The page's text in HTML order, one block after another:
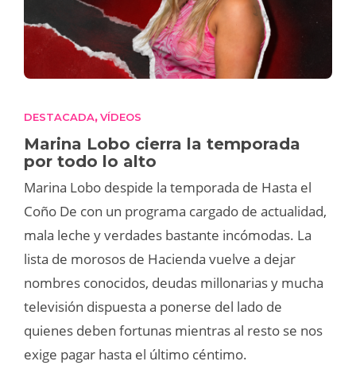
DESTACADA, VÍDEOS
Marina Lobo cierra la temporada
por todo lo alto
Marina Lobo despide la temporada de Hasta el
Coño De con un programa cargado de actualidad,
mala leche y verdades bastante incómodas. La
lista de morosos de Hacienda vuelve a dejar
nombres conocidos, deudas millonarias y mucha
televisión dispuesta a ponerse del lado de
quienes deben fortunas mientras al resto se nos
exige pagar hasta el último céntimo.